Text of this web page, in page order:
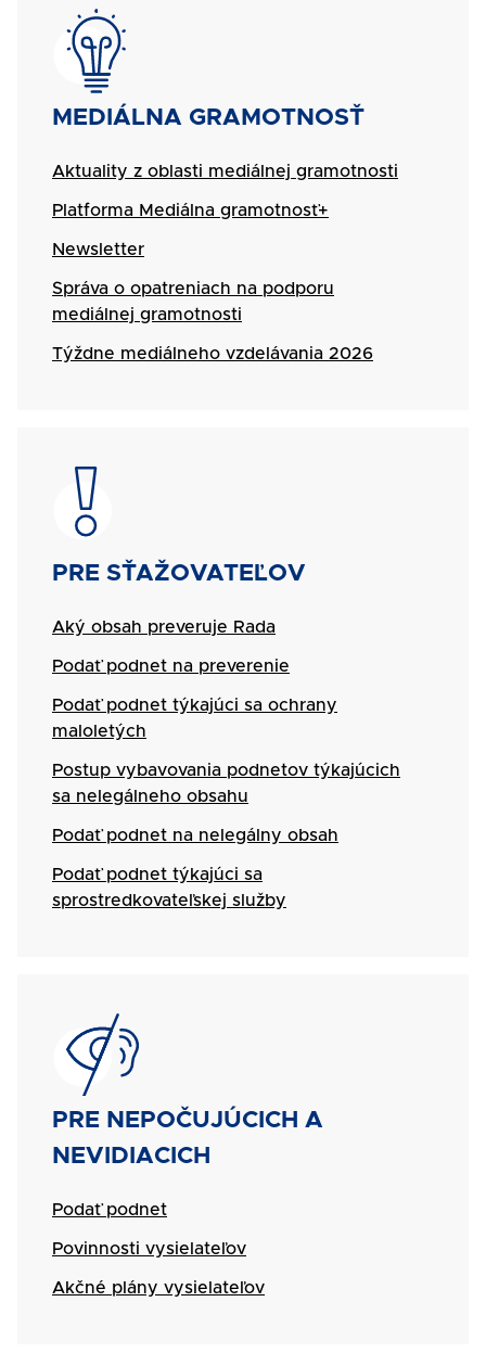
SVG
Názov
MEDIÁLNA GRAMOTNOSŤ
Aktuality z oblasti mediálnej gramotnosti
Platforma Mediálna gramotnosť+
Newsletter
Správa o opatreniach na podporu
mediálnej gramotnosti
Týždne mediálneho vzdelávania 2026
SVG
Názov
PRE SŤAŽOVATEĽOV
Aký obsah preveruje Rada
Podať podnet na preverenie
Podať podnet týkajúci sa ochrany
maloletých
Postup vybavovania podnetov týkajúcich
sa nelegálneho obsahu
Podať podnet na nelegálny obsah
Podať podnet týkajúci sa
sprostredkovateľskej služby
Názov
PRE NEPOČUJÚCICH A
NEVIDIACICH
Podať podnet
Povinnosti vysielateľov
Akčné plány vysielateľov